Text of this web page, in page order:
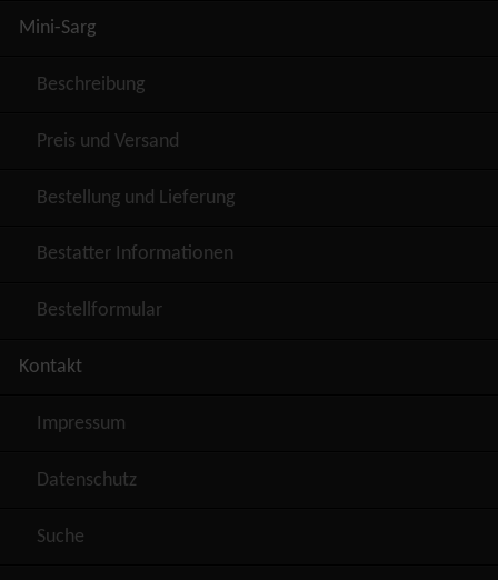
Mini-Sarg
Beschreibung
Preis und Versand
Bestellung und Lieferung
Bestatter Informationen
Bestellformular
Kontakt
Impressum
Datenschutz
Suche